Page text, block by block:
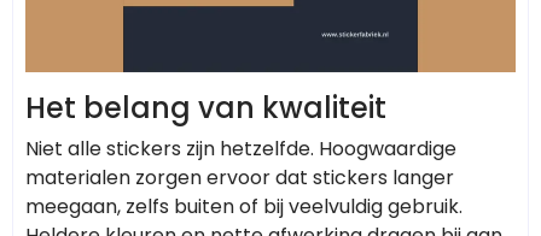
Het belang van kwaliteit
Niet alle stickers zijn hetzelfde. Hoogwaardige
materialen zorgen ervoor dat stickers langer
meegaan, zelfs buiten of bij veelvuldig gebruik.